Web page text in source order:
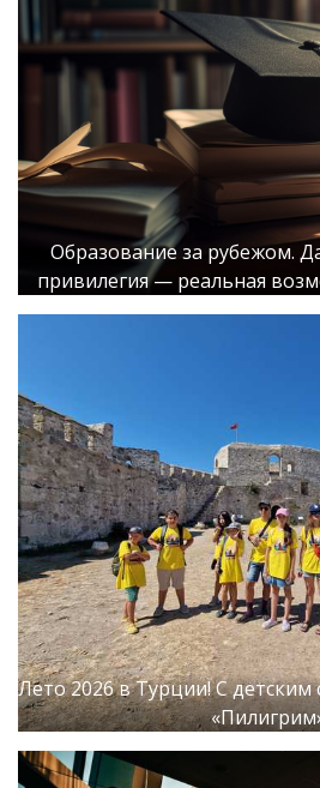
Образование за рубежом.
привилегия — реальная
Лето 2026 в Турции! С